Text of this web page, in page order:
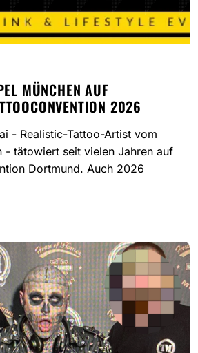
MÜNCHEN AUF
2026
- Realistic-Tattoo-Artist vom
- tätowiert seit vielen Jahren auf
Dortmund. Auch 2026